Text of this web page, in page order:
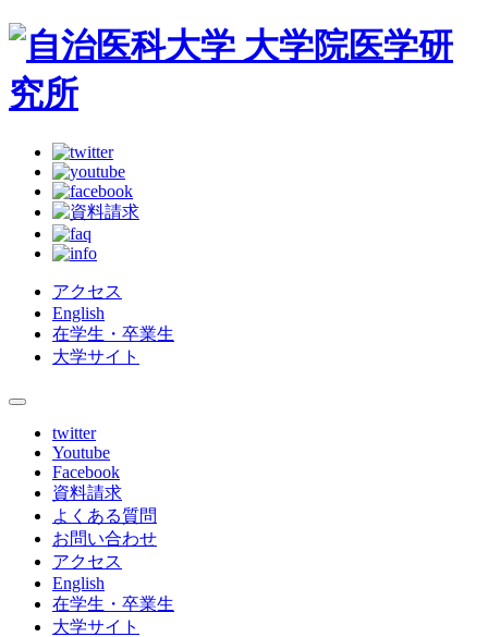
アクセス
English
在学生・卒業生
大学サイト
twitter
Youtube
Facebook
資料請求
よくある質問
お問い合わせ
アクセス
English
在学生・卒業生
大学サイト